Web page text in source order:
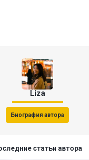
Liza
Биография автора
статьи автора